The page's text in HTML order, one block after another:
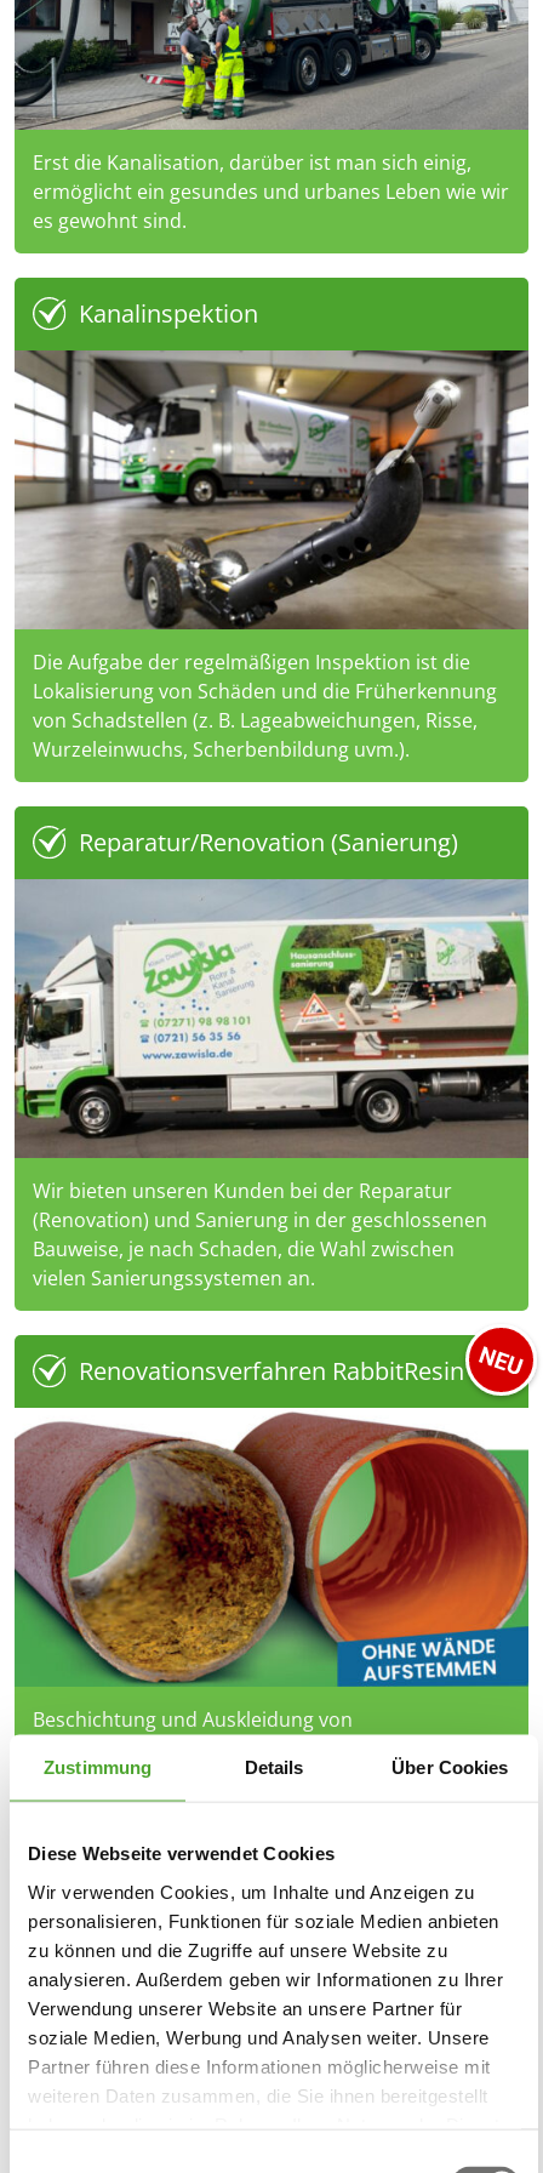
Zustimmung Details Über Cookies
Diese Webseite verwendet Cookies
Wir verwenden Cookies, um Inhalte und Anzeigen zu
personalisieren, Funktionen für soziale Medien anbieten
zu können und die Zugriffe auf unsere Website zu
analysieren. Außerdem geben wir Informationen zu Ihrer
Verwendung unserer Website an unsere Partner für
soziale Medien, Werbung und Analysen weiter. Unsere
Partner führen diese Informationen möglicherweise mit
weiteren Daten zusammen, die Sie ihnen bereitgestellt
Erst die Kanalisation, darüber ist man sich einig,
ermöglicht ein gesundes und urbanes Leben wie wir
es gewohnt sind.
Kanalinspektion
Die Aufgabe der regelmäßigen Inspektion ist die
Lokalisierung von Schäden und die Früherkennung
von Schadstellen (z. B. Lageabweichungen, Risse,
Wurzeleinwuchs, Scherbenbildung uvm.).
Reparatur/Renovation (Sanierung)
Wir bieten unseren Kunden bei der Reparatur
(Renovation) und Sanierung in der geschlossenen
Bauweise, je nach Schaden, die Wahl zwischen
vielen Sanierungssystemen an.
Renovationsverfahren RabbitResin
Beschichtung und Auskleidung von
innenliegenden Regenfallrohre und Balkon-, Dach-
und Terrassenabläufen mit DN40-200.
Kanalreparatur offen